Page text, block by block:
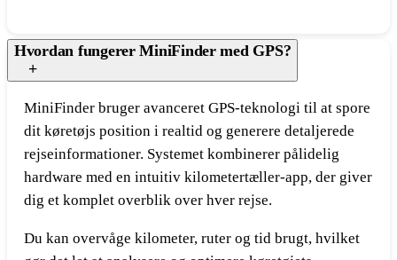
Hvordan fungerer MiniFinder med GPS?
MiniFinder bruger avanceret GPS-teknologi til at spore
dit køretøjs position i realtid og generere detaljerede
rejseinformationer. Systemet kombinerer pålidelig
hardware med en intuitiv kilometertæller-app, der giver
dig et komplet overblik over hver rejse.
Du kan overvåge kilometer, ruter og tid brugt, hvilket